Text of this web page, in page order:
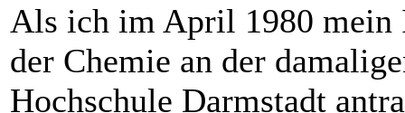
Als ich im April 1980 mein
der Chemie an der
Hochschule Darmstadt